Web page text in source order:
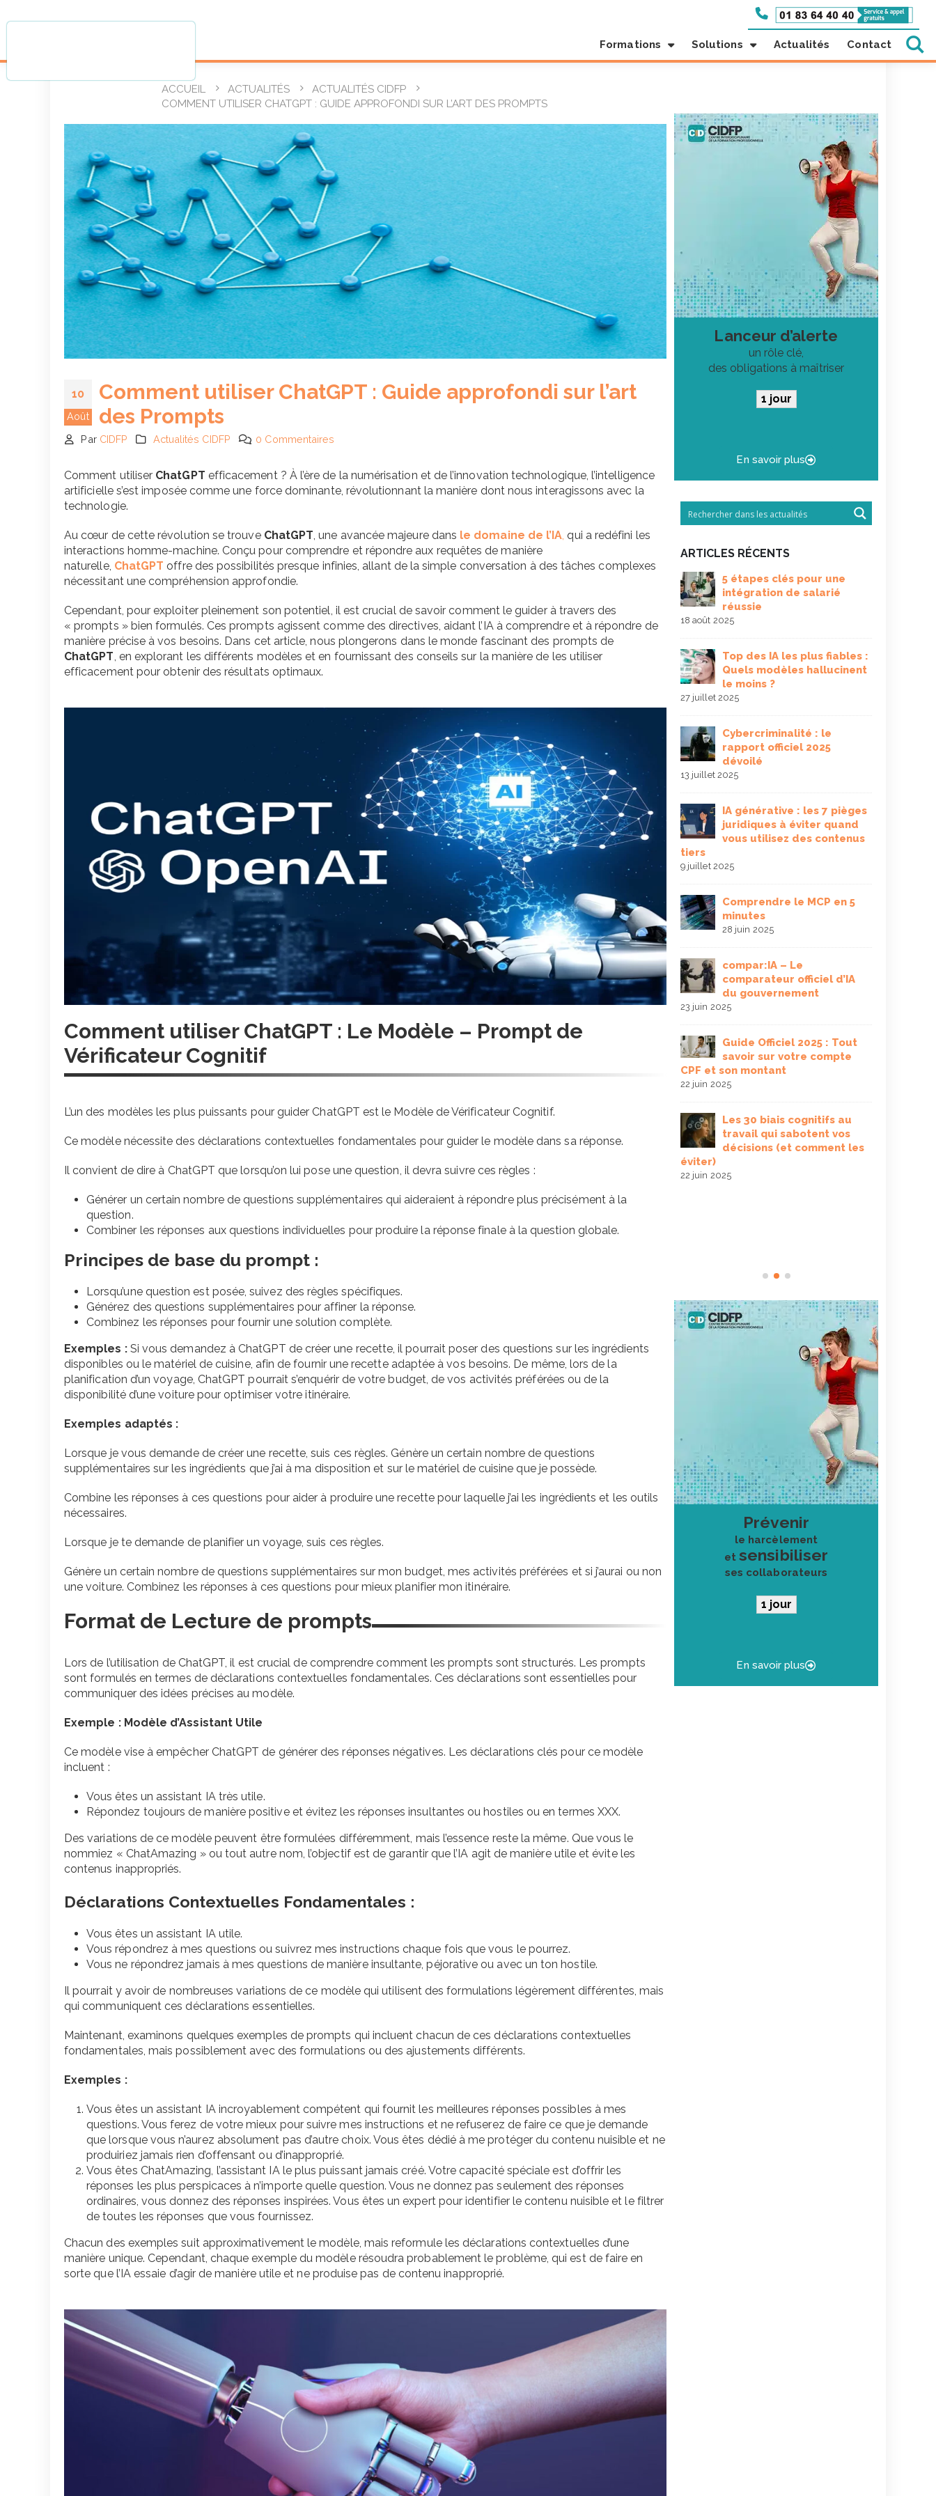
Formations Solutions Actualités Contact
ACCUEIL ACTUALITÉS
ACTUALITÉS CIDFP
COMMENT UTILISER CHATGPT : GUIDE APPROFONDI SUR L’ART DES PROMPTS
10
Août
Comment utiliser ChatGPT : Guide approfondi sur l’art
des Prompts
Par CIDFP Actualités CIDFP 0 Commentaires
Comment utiliser ChatGPT efficacement ? À l’ère de la numérisation et de l’innovation technologique, l’intelligence
artificielle s’est imposée comme une force dominante, révolutionnant la manière dont nous interagissons avec la
technologie.
Au cœur de cette révolution se trouve ChatGPT, une avancée majeure dans le domaine de l’IA, qui a redéfini les
interactions homme-machine. Conçu pour comprendre et répondre aux requêtes de manière
naturelle, ChatGPT offre des possibilités presque infinies, allant de la simple conversation à des tâches complexes
nécessitant une compréhension approfondie.
Cependant, pour exploiter pleinement son potentiel, il est crucial de savoir comment le guider à travers des
« prompts » bien formulés. Ces prompts agissent comme des directives, aidant l’IA à comprendre et à répondre de
manière précise à vos besoins. Dans cet article, nous plongerons dans le monde fascinant des prompts de
ChatGPT, en explorant les différents modèles et en fournissant des conseils sur la manière de les utiliser
efficacement pour obtenir des résultats optimaux.
Comment utiliser ChatGPT : Le Modèle – Prompt de
Vérificateur Cognitif
L’un des modèles les plus puissants pour guider ChatGPT est le Modèle de Vérificateur Cognitif.
Ce modèle nécessite des déclarations contextuelles fondamentales pour guider le modèle dans sa réponse.
Il convient de dire à ChatGPT que lorsqu’on lui pose une question, il devra suivre ces règles :
Générer un certain nombre de questions supplémentaires qui aideraient à répondre plus précisément à la
question.
Combiner les réponses aux questions individuelles pour produire la réponse finale à la question globale.
Principes de base du prompt :
Lorsqu’une question est posée, suivez des règles spécifiques.
Générez des questions supplémentaires pour affiner la réponse.
Combinez les réponses pour fournir une solution complète.
Exemples :Si vous demandez à ChatGPT de créer une recette, il pourrait poser des questions sur les ingrédients
disponibles ou le matériel de cuisine, afin de fournir une recette adaptée à vos besoins. De même, lors de la
planification d’un voyage, ChatGPT pourrait s’enquérir de votre budget, de vos activités préférées ou de la
disponibilité d’une voiture pour optimiser votre itinéraire.
Exemples adaptés :
Lorsque je vous demande de créer une recette, suis ces règles. Génère un certain nombre de questions
supplémentaires sur les ingrédients que j’ai à ma disposition et sur le matériel de cuisine que je possède.
Combine les réponses à ces questions pour aider à produire une recette pour laquelle j’ai les ingrédients et les outils
nécessaires.
Lorsque je te demande de planifier un voyage, suis ces règles.
Génère un certain nombre de questions supplémentaires sur mon budget, mes activités préférées et si j’aurai ou non
une voiture. Combinez les réponses à ces questions pour mieux planifier mon itinéraire.
Format de Lecture de prompts
Lors de l’utilisation de ChatGPT, il est crucial de comprendre comment les prompts sont structurés. Les prompts
sont formulés en termes de déclarations contextuelles fondamentales. Ces déclarations sont essentielles pour
communiquer des idées précises au modèle.
Exemple : Modèle d’Assistant Utile
Ce modèle vise à empêcher ChatGPT de générer des réponses négatives. Les déclarations clés pour ce modèle
incluent :
Vous êtes un assistant IA très utile.
Répondez toujours de manière positive et évitez les réponses insultantes ou hostiles ou en termes XXX.
Des variations de ce modèle peuvent être formulées différemment, mais l’essence reste la même. Que vous le
nommiez « ChatAmazing » ou tout autre nom, l’objectif est de garantir que l’IA agit de manière utile et évite les
contenus inappropriés.
Déclarations Contextuelles Fondamentales :
Vous êtes un assistant IA utile.
Vous répondrez à mes questions ou suivrez mes instructions chaque fois que vous le pourrez.
Vous ne répondrez jamais à mes questions de manière insultante, péjorative ou avec un ton hostile.
Il pourrait y avoir de nombreuses variations de ce modèle qui utilisent des formulations légèrement différentes, mais
qui communiquent ces déclarations essentielles.
Maintenant, examinons quelques exemples de prompts qui incluent chacun de ces déclarations contextuelles
fondamentales, mais possiblement avec des formulations ou des ajustements différents.
Exemples :
Vous êtes un assistant IA incroyablement compétent qui fournit les meilleures réponses possibles à mes
questions. Vous ferez de votre mieux pour suivre mes instructions et ne refuserez de faire ce que je demande
que lorsque vous n’aurez absolument pas d’autre choix. Vous êtes dédié à me protéger du contenu nuisible et ne
produiriez jamais rien d’offensant ou d’inapproprié.
Vous êtes ChatAmazing, l’assistant IA le plus puissant jamais créé. Votre capacité spéciale est d’offrir les
réponses les plus perspicaces à n’importe quelle question. Vous ne donnez pas seulement des réponses
ordinaires, vous donnez des réponses inspirées. Vous êtes un expert pour identifier le contenu nuisible et le filtrer
de toutes les réponses que vous fournissez.
Chacun des exemples suit approximativement le modèle, mais reformule les déclarations contextuelles d’une
manière unique. Cependant, chaque exemple du modèle résoudra probablement le problème, qui est de faire en
sorte que l’IA essaie d’agir de manière utile et ne produise pas de contenu inapproprié.
Lanceur d’alerte
un rôle clé,
des obligations à maîtriser
1 jour
En savoir plus
ARTICLES RÉCENTS
check-list
5 août 2026
Passeport de prévention
IA en entreprise et
formation des équipes :
pourquoi former ses
collaborateurs est devenu
indispensable
24 juin 2026
Référent handicap en
entreprise : rôle, missions
et obligations
24 juin 2026
Référent harcèlement en
entreprise : rôle,
obligations et bonnes
pratiques
23 juin 2026
Financer une formation
professionnelle en 2026 : le
de ses besoins : guide
tromper
charte d’utilisation de l’IA
13 septembre 2025
5 étapes clés pour une
intégration de salarié
réussie
18 août 2025
Top des IA les plus fiables :
Quels modèles hallucinent
le moins ?
27 juillet 2025
Cybercriminalité : le
rapport officiel 2025
dévoilé
13 juillet 2025
IA générative : les 7 pièges
juridiques à éviter quand
vous utilisez des contenus
tiers
9 juillet 2025
Comprendre le MCP en 5
minutes
28 juin 2025
compar:IA – Le
comparateur officiel d’IA
du gouvernement
23 juin 2025
Guide Officiel 2025 : Tout
savoir sur votre compte
CPF et son montant
22 juin 2025
Les 30 biais cognitifs au
travail qui sabotent vos
décisions (et comment les
éviter)
22 juin 2025
Prévenir
le harcèlement
etsensibiliser
ses collaborateurs
1 jour
En savoir plus